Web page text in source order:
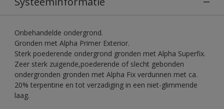
Onbehandelde ondergrond.
Gronden met Alpha Primer Exterior.
Sterk poederende ondergrond gronden met Alpha Superfix.
Zeer sterk zuigende,poederende of slecht gebonden
ondergronden gronden met Alpha Fix verdunnen met ca.
20% terpentine en tot verzadiging in een niet-glimmende
laag.